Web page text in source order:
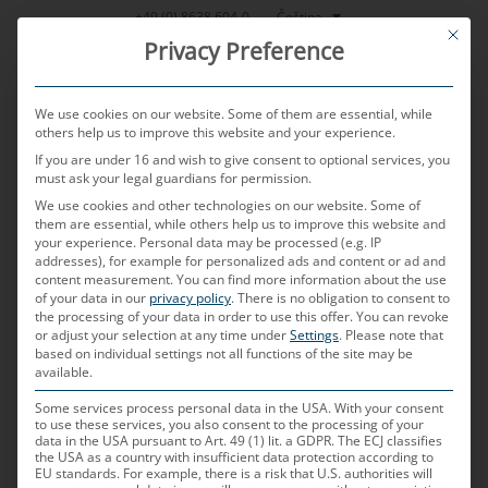
Přeskočit
+49 (0) 8638 604-0 Čeština
MENU
PUBLIKOVÁNO DNE16. 12. 2024 AUTOREM JONAS RUMOLD
LVDS
Co znamená LVDS?
LVDS (Low Voltage Differential Signalling, nebo-li
nízkonapěťová diferenciální signalizace) je
technologie elektrického přenosu digitálních
This
Privacy Preference
We use cookies on our website. Some of them are essential, while
others help us to improve this website and your experience.
If you are under 16 and wish to give consent to optional services, you
must ask your legal guardians for permission.
We use cookies and other technologies on our website. Some of
them are essential, while others help us to improve this website and
your experience. Personal data may be processed (e.g. IP
addresses), for example for personalized ads and content or ad and
content measurement.You can find more information about the use
of your data in our privacy policy.There is no obligation to consent to
the processing of your data in order to use this offer.You can revoke
or adjust your selection at any time underSettings. Please note that
based on individual settings not all functions of the site may be
available.
Some services process personal data in the USA. With your consent
to use these services, you also consent to the processing of your
data in the USA pursuant to Art. 49 (1) lit. a GDPR. The ECJ classifies
the USA as a country with insufficient data protection according to
EU standards. For example, there is a risk that U.S. authorities will